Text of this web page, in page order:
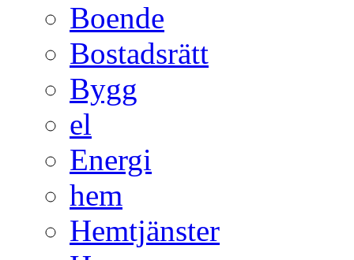
Boende
Bostadsrätt
Bygg
el
Energi
hem
Hemtjänster